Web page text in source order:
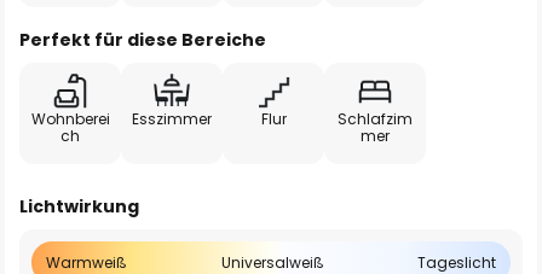
Perfekt für diese Bereiche
Wohnberei
ch
Esszimmer Flur
Schlafzim
mer
Lichtwirkung
Warmweiß Universalweiß Tageslicht